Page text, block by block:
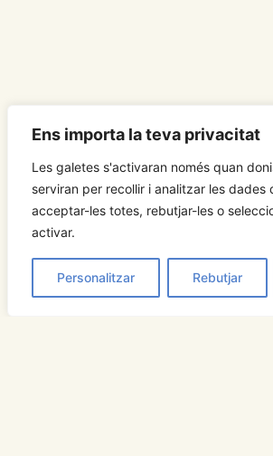
Ens importa la teva privacitat
Les galetes s'activaran només quan
serviran per recollir i analitzar les dades
acceptar-les totes, rebutjar-les o
activar.
Personalitzar Rebutjar